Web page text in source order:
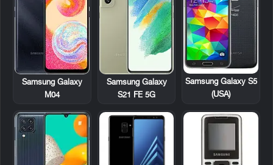
Samsung Galaxy S5
(USA)
Samsung Galaxy
S21 FE 5G
Samsung Galaxy
M04